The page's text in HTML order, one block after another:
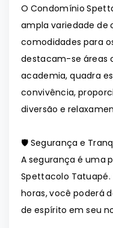
O Condomínio
ampla variedade de
comodidades para
destacam-se áreas
academia, quadra
convivência,
diversão e
🛡️ Segurança e
A segurança é uma
Spettacolo
horas, você poderá
de espírito em seu